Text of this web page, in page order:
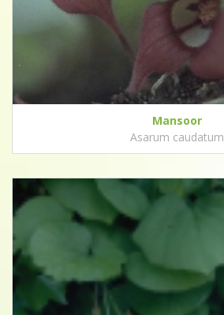
Mansoor
Asarum caudatum